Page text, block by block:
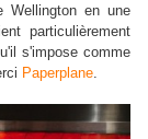
Wellington en une
particulièrement
s'impose comme
Paperplane.